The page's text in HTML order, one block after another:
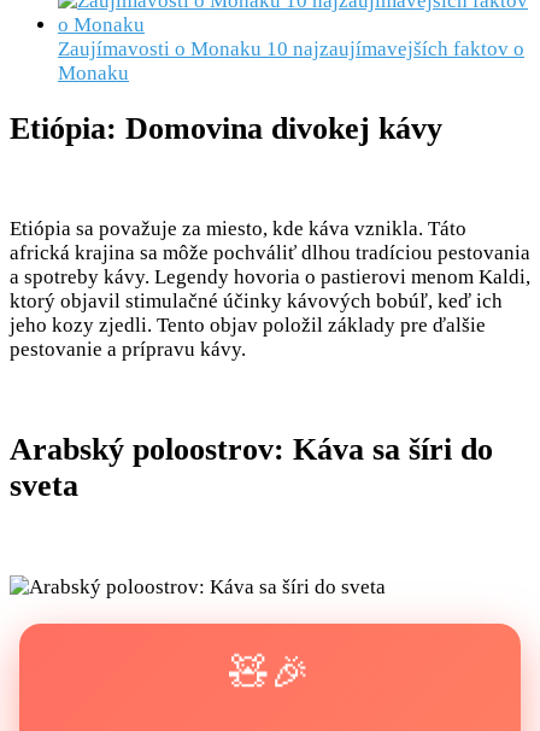
Zaujímavosti o Monaku 10 najzaujímavejších faktov o
Monaku
Etiópia: Domovina divokej kávy
Etiópia sa považuje za miesto, kde káva vznikla. Táto
africká krajina sa môže pochváliť dlhou tradíciou pestovania
a spotreby kávy. Legendy hovoria o pastierovi menom Kaldi,
ktorý objavil stimulačné účinky kávových bobúľ, keď ich
jeho kozy zjedli. Tento objav položil základy pre ďalšie
pestovanie a prípravu kávy.
Arabský poloostrov: Káva sa šíri do
sveta
🧸🎉